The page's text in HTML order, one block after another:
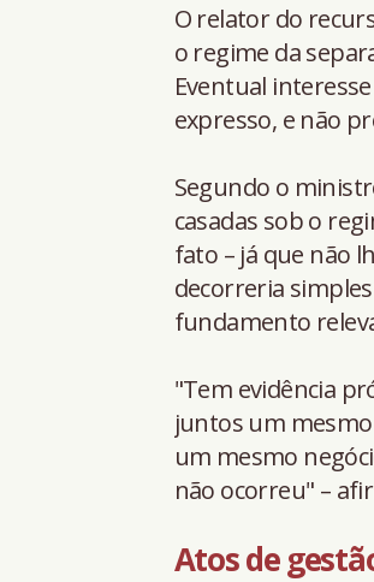
O relator do
o regime da
Eventual
expresso, e não
Segundo o
casadas sob o
fato – já que não
decorreria
fundamento
"Tem evidência
juntos um
um mesmo
não ocorreu" –
Atos de